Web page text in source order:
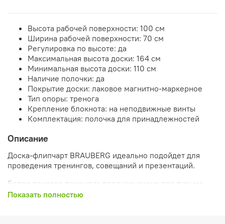
Высота рабочей поверхности: 100 см
Ширина рабочей поверхности: 70 см
Регулировка по высоте: да
Максимальная высота доски: 164 см
Минимальная высота доски: 110 см
Наличие полочки: да
Покрытие доски: лаковое магнитно-маркерное
Тип опоры: тренога
Крепление блокнота: на неподвижные винты
Комплектация: полочка для принадлежностей
Описание
Доска-флипчарт BRAUBERG идеально подойдет для
проведения тренингов, совещаний и презентаций.
Белое лаковое покрытие предназначено для письма
специальными маркерами для белой доски. Размер
Показать полностью